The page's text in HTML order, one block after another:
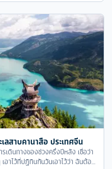
สาบคานาสือ ประเทศจีน
เดินทางของช่วงครึ่งปีหลัง เชื่อว่า
าไว้ที่ปฏิทินกันวันเอาไว้ว่า ฉันต้อง